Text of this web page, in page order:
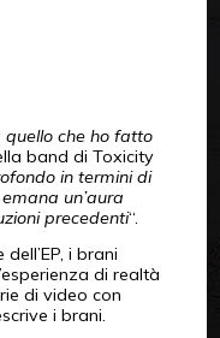
che ho fatto
band di Toxicity
in termini di
un’aura
precedenti“.
i brani
di realtà
di video con
i brani.